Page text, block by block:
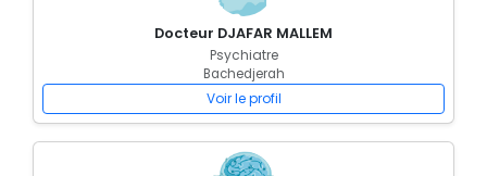
Docteur DJAFAR MALLEM
Psychiatre
Bachedjerah
Voir le profil